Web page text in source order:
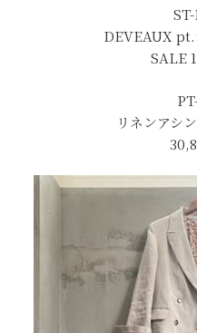
DEVEAUX pt.
SALE
リネンアシ